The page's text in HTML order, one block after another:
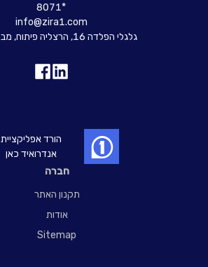
חברה
תקנון האתר
אודות
Sitemap
8071*
info@zira1.com
גלגלי הפלדה 16, הרצליה פיתוח, מבני תל-עד
הורד אפליקציית
אנדרואיד כאן